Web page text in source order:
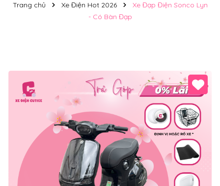
Trang chủ Xe Điện Hot 2026
Xe Đạp Điện Sonco Lyn
- Có Bàn Đạp